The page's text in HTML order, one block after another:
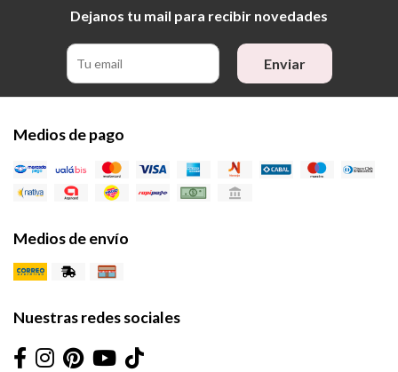
Dejanos tu mail para recibir novedades
Enviar
Medios de pago
Medios de envío
Nuestras redes sociales